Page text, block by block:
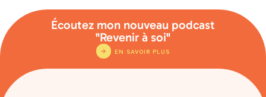
Écoutez mon nouveau podcast
"Revenir à soi"
EN SAVOIR PLUS